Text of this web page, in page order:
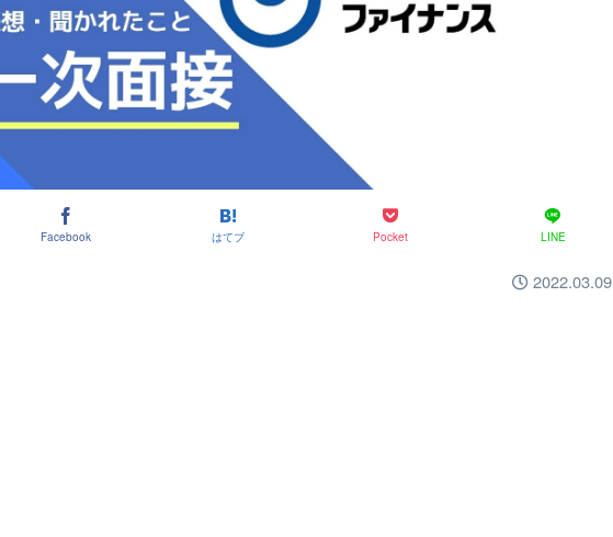
Facebook はてブ Pocket LINE
2022.03.09